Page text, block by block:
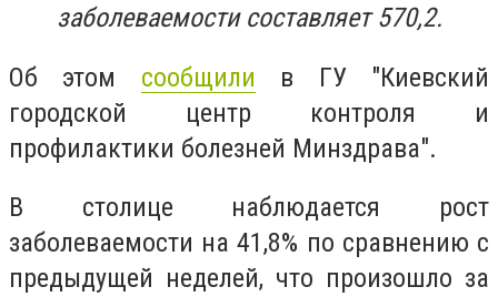
заболеваемости составляет 570,2.
Об этом сообщили в ГУ "Киевский
городской центр контроля и
профилактики болезней Минздрава".
В столице наблюдается рост
заболеваемости на 41,8% по сравнению с
предыдущей неделей, что произошло за